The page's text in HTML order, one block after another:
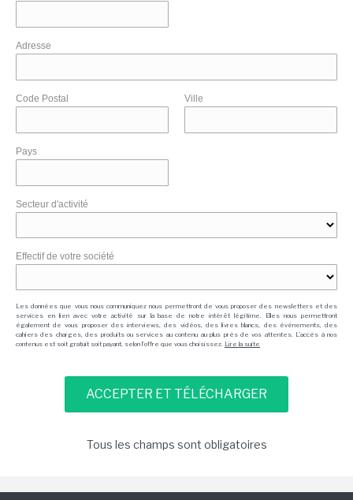
Adresse
Code Postal Ville
Pays
Secteur d'activité
Effectif de votre société
Les données que vous nous communiquez nous permettront de vous proposer des newsletters et des
services en lien avec votre activité sur la base de notre intérêt légitime. Elles nous permettront
également de vous proposer des interviews, des vidéos, des livres blancs, des événements, des
cahiers des charges, des produits ou services au contenu au plus près de vos attentes. L'accès à nos
contenus est soit gratuit soit payant, selon l'offre que vous choisissez. Lire la suite
Tous les champs sont obligatoires